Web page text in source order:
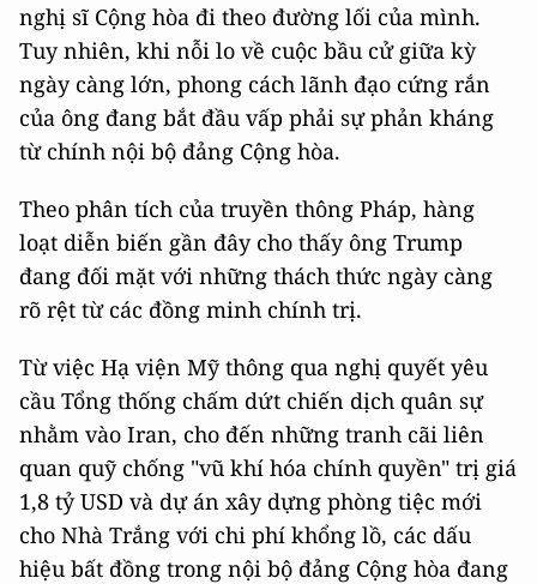
nghị sĩ Cộng hòa đi theo đường lối của mình.
Tuy nhiên, khi nỗi lo về cuộc bầu cử giữa kỳ
ngày càng lớn, phong cách lãnh đạo cứng rắn
của ông đang bắt đầu vấp phải sự phản kháng
từ chính nội bộ đảng Cộng hòa.
Theo phân tích của truyền thông Pháp, hàng
loạt diễn biến gần đây cho thấy ông Trump
đang đối mặt với những thách thức ngày càng
rõ rệt từ các đồng minh chính trị.
Từ việc Hạ viện Mỹ thông qua nghị quyết yêu
cầu Tổng thống chấm dứt chiến dịch quân sự
nhằm vào Iran, cho đến những tranh cãi liên
quan quỹ chống "vũ khí hóa chính quyền" trị giá
1,8 tỷ USD và dự án xây dựng phòng tiệc mới
cho Nhà Trắng với chi phí khổng lồ, các dấu
hiệu bất đồng trong nội bộ đảng Cộng hòa đang